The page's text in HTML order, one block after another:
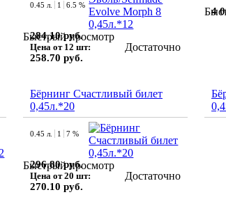
Быстрый просмотр
0.45 л. 1 6.5 %
284.10 руб.
Цена от 12 шт:
258.70 руб.
Достаточно
4
Бёрнинг Счастливый билет
0,45л.*20
Быстрый просмотр
0.45 л. 1 7 %
296.80 руб.
Цена от 20 шт:
270.10 руб.
Достаточно